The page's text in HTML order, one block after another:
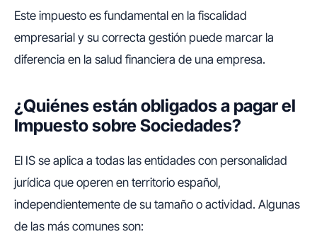
Este impuesto es fundamental en la fiscalidad
empresarial y su correcta gestión puede marcar la
diferencia en la salud financiera de una empresa.
¿Quiénes están obligados a pagar el
Impuesto sobre Sociedades?
El IS se aplica a todas las entidades con personalidad
jurídica que operen en territorio español,
independientemente de su tamaño o actividad. Algunas
de las más comunes son: